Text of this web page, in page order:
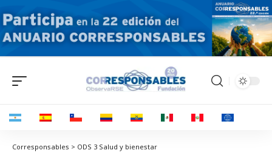
Corresponsables > ODS 3 Salud y bienestar